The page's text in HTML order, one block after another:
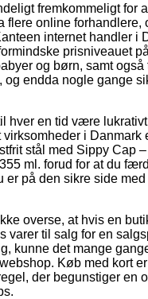
fremkommeligt for
flere online forhandlere,
internet handler i
prisniveauet
og børn, samt
og endda nogle gange
hver en tid være
i Danmark
stål med Sippy Cap –
ml. forud for at du
er på den sikre side
overse, at hvis en
varer til salg for en
kunne det mange
Køb med kort
der begunstiger en